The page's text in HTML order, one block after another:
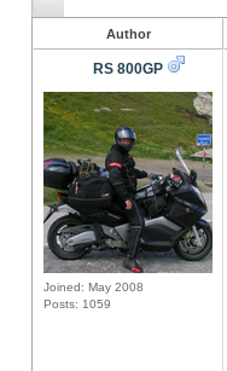
Author
RS 800GP
Joined: May 2008
Posts: 1059